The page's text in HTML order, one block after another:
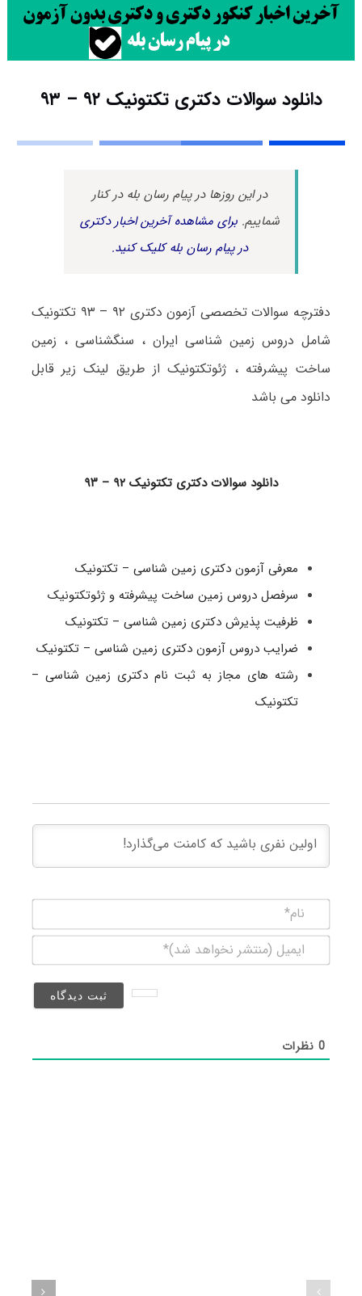
دانلود سوالات دکتری تکتونیک ۹۲ – ۹۳
در این روزها در پیام رسان بله در کنار
شماییم.برای مشاهده آخرین اخبار دکتری
در پیام رسان بله کلیک کنید.
دفترچه سوالات تخصصی آزمون دکتری ۹۲ – ۹۳ تکتونیک
شامل دروس زمین شناسی ایران ، سنگشناسی ، زمین
ساخت پیشرفته ، ژئوتکتونیک از طریق لینک زیر قابل
دانلود می باشد
دانلود سوالات دکتری تکتونیک ۹۲ – ۹۳
معرفی آزمون دکتری زمین شناسی – تکتونیک
سرفصل دروس زمین ساخت پیشرفته و ژئوتکتونیک
ظرفیت پذیرش دکتری زمین شناسی – تکتونیک
ضرایب دروس آزمون دکتری زمین شناسی – تکتونیک
رشته های مجاز به ثبت نام دکتری زمین شناسی –
تکتونیک
(منتشر
0نظرات